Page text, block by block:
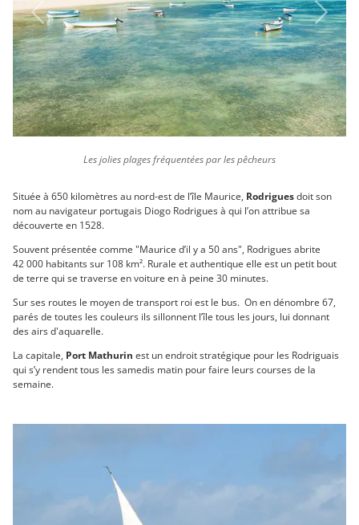
Située à 650 kilomètres au nord-est de l’île Maurice, Rodriguesdoit son
nom au navigateur portugais Diogo Rodrigues à qui l’on attribue sa
découverte en 1528.
Souvent présentée comme "Maurice d’il y a 50 ans", Rodrigues abrite
42 000 habitants sur 108 km². Rurale et authentique elle est un petit bout
de terre qui se traverse en voiture en à peine 30 minutes.
Sur ses routes le moyen de transport roi est le bus. On en dénombre 67,
parés de toutes les couleurs ils sillonnent l’île tous les jours, lui donnant
des airs d'aquarelle.
La capitale, Port Mathurin est un endroit stratégique pour les Rodriguais
qui s’y rendent tous les samedis matin pour faire leurs courses de la
semaine.
Previous Next
Les jolies plages fréquentées par les pêcheurs